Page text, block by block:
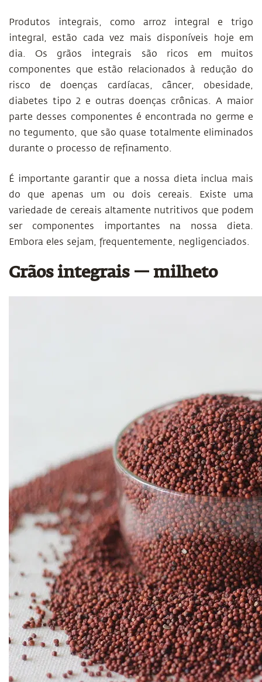
Produtos integrais, como arroz integral e trigo
integral, estão cada vez mais disponíveis hoje em
dia. Os grãos integrais são ricos em muitos
componentes que estão relacionados à redução do
risco de doenças cardíacas, câncer, obesidade,
diabetes tipo 2 e outras doenças crônicas. A maior
parte desses componentes é encontrada no germe e
no tegumento, que são quase totalmente eliminados
durante o processo de refinamento.
É importante garantir que a nossa dieta inclua mais
do que apenas um ou dois cereais. Existe uma
variedade de cereais altamente nutritivos que podem
ser componentes importantes na nossa dieta.
Embora eles sejam, frequentemente, negligenciados.
Grãos integrais — milheto